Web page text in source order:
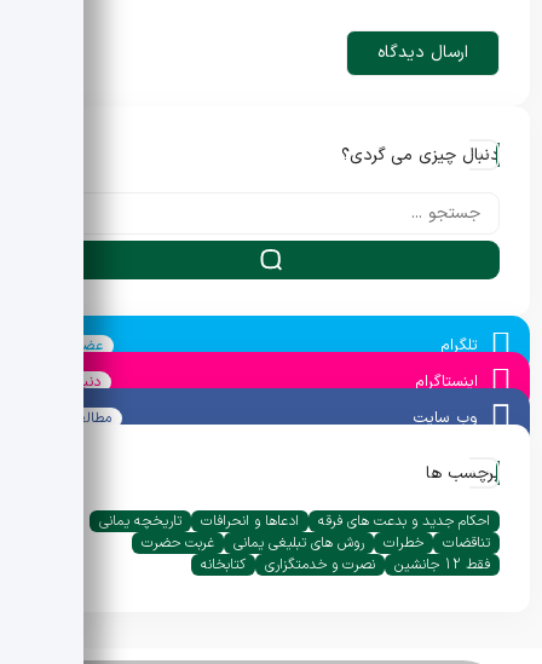
دنبال چیزی می گردی؟
تلگرام عضو شوید
اینستاگرام دنبال کنید
وب سایت مطالعه کنید
برچسب ها
احکام جدید و بدعت های فرقه ادعاها و انحرافات
تاریخچه یمانی
تناقضات
خطرات روش های تبلیغی یمانی
غربت حضرت
فقط 12 جانشین
نصرت و خدمتگزاری کتابخانه